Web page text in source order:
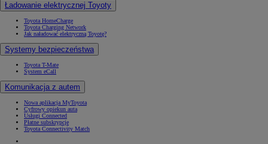
Ładowanie elektrycznej Toyoty
Toyota HomeCharge
Toyota Charging Network
Jak naładować elektryczną Toyotę?
Systemy bezpieczeństwa
Toyota T-Mate
System eCall
Komunikacja z autem
Nowa aplikacja MyToyota
Cyfrowy opiekun auta
Usługi Connected
Płatne subskrypcje
Toyota Connectivity Match